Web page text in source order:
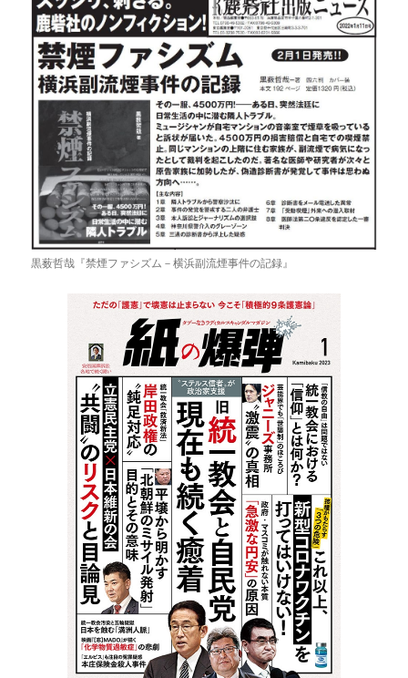
黒薮哲哉『禁煙ファシズム－横浜副流煙事件の記録』